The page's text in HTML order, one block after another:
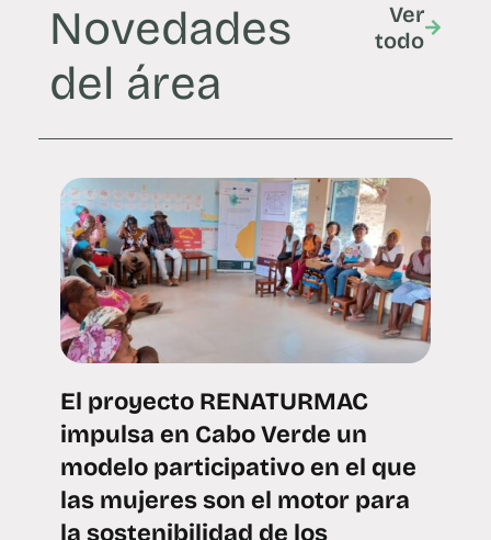
Novedades
del área
Ver
todo
El proyecto RENATURMAC
impulsa en Cabo Verde un
modelo participativo en el que
las mujeres son el motor para
la sostenibilidad de los